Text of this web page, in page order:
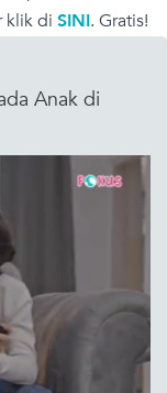
klik di SINI. Gratis!
Anak di